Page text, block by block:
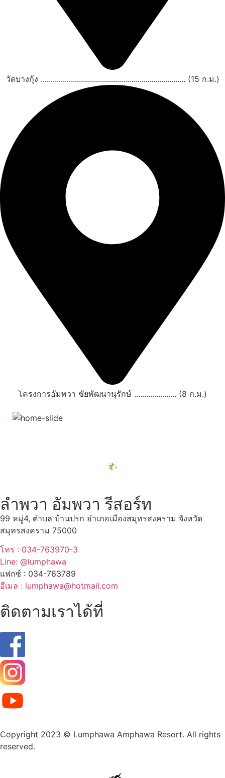
วัดบางกุ้ง ........................................................................ (15 ก.ม.)
โครงการอัมพวา ชัยพัฒนานุรักษ์ ..................... (8 ก.ม.)
ลำพวา อัมพวา รีสอร์ท
99 หมู่4, ตำบล บ้านปรก อำเภอเมืองสมุทรสงคราม จังหวัด
สมุทรสงคราม 75000
โทร : 034-763970-3
Line: @lumphawa
แฟกซ์ : 034-763789
อีเมล : lumphawa@hotmail.com
ติดตามเราได้ที่
Copyright 2023 © Lumphawa Amphawa Resort. All rights
reserved.